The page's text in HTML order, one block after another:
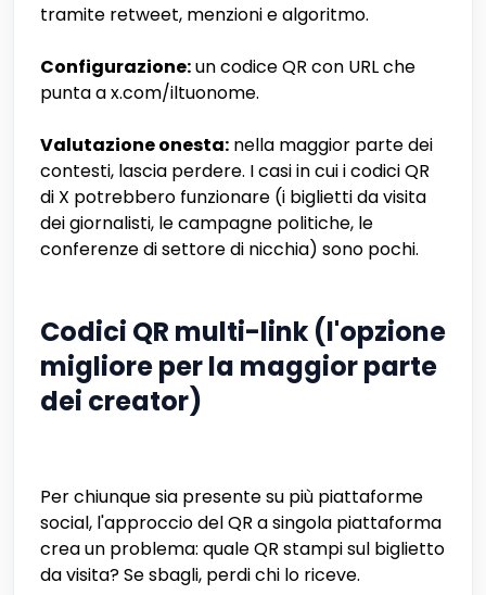
tramite retweet, menzioni e algoritmo.
Configurazione:un codice QR con URL che
punta a x.com/iltuonome.
Valutazione onesta: nella maggior parte dei
contesti, lascia perdere. I casi in cui i codici QR
di X potrebbero funzionare (i biglietti da visita
dei giornalisti, le campagne politiche, le
conferenze di settore di nicchia) sono pochi.
Codici QR multi-link (l'opzione
migliore per la maggior parte
dei creator)
Per chiunque sia presente su più piattaforme
social, l'approccio del QR a singola piattaforma
crea un problema: quale QR stampi sul biglietto
da visita? Se sbagli, perdi chi lo riceve.